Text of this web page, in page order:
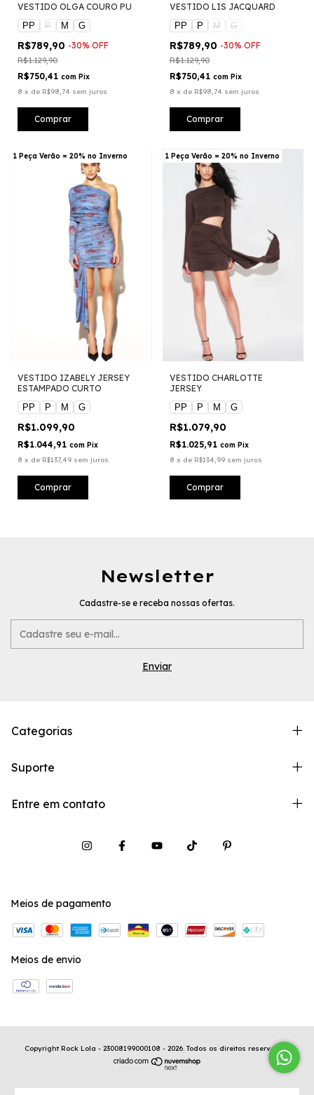
VESTIDO OLGA COURO PU
PP
P M G
R$789,90 -30% OFF
R$1.129,90
R$750,41 com Pix
8 x de R$98,74 sem juros
Comprar
VESTIDO LIS JACQUARD
PP
P M G
R$789,90 -30% OFF
R$1.129,90
R$750,41 com Pix
8 x de R$98,74 sem juros
Comprar
1 Peça Verão = 20% no Inverno
VESTIDO IZABELY JERSEY
ESTAMPADO CURTO
PP
P M G
R$1.099,90
R$1.044,91 com Pix
8 x de R$137,49 sem juros
Comprar
1 Peça Verão = 20% no Inverno
VESTIDO CHARLOTTE
JERSEY
PP
P M G
R$1.079,90
R$1.025,91 com Pix
8 x de R$134,99 sem juros
Comprar
Newsletter
Cadastre-se e receba nossas ofertas.
Categorias
Suporte
Entre em contato
Meios de pagamento
Meios de envio
Copyright Rock Lola - 23008199000108 - 2026. Todos os direitos reservados.